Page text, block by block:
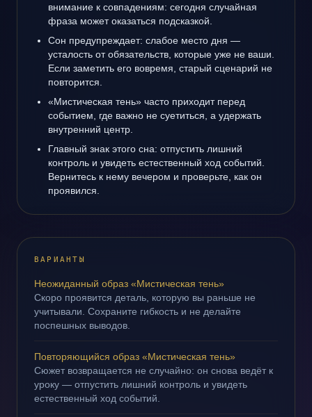
внимание к совпадениям: сегодня случайная
фраза может оказаться подсказкой.
Сон предупреждает: слабое место дня —
усталость от обязательств, которые уже не ваши.
Если заметить его вовремя, старый сценарий не
повторится.
«Мистическая тень» часто приходит перед
событием, где важно не суетиться, а удержать
внутренний центр.
Главный знак этого сна: отпустить лишний
контроль и увидеть естественный ход событий.
Вернитесь к нему вечером и проверьте, как он
проявился.
ВАРИАНТЫ
Неожиданный образ «Мистическая тень»
Скоро проявится деталь, которую вы раньше не
учитывали. Сохраните гибкость и не делайте
поспешных выводов.
Повторяющийся образ «Мистическая тень»
Сюжет возвращается не случайно: он снова ведёт к
уроку — отпустить лишний контроль и увидеть
естественный ход событий.